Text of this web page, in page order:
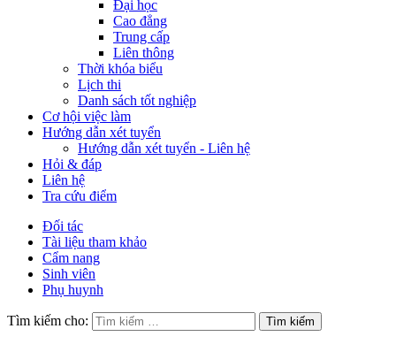
Đại học
Cao đẳng
Trung cấp
Liên thông
Thời khóa biểu
Lịch thi
Danh sách tốt nghiệp
Cơ hội việc làm
Hướng dẫn xét tuyển
Hướng dẫn xét tuyển - Liên hệ
Hỏi & đáp
Liên hệ
Tra cứu điểm
Đối tác
Tài liệu tham khảo
Cẩm nang
Sinh viên
Phụ huynh
Tìm kiếm cho: